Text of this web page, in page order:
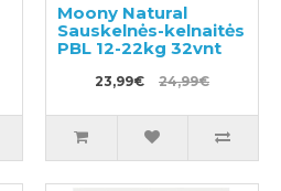
Moony Natural
Sauskelnės-kelnaitės
PBL 12-22kg 32vnt
23,99€ 24,99€